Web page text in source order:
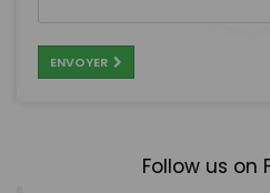
ENVOYER
Follow us on